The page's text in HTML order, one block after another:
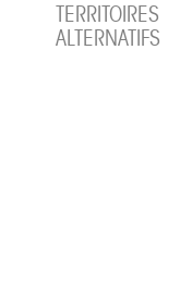
TERRITOIRES
ALTERNATIFS